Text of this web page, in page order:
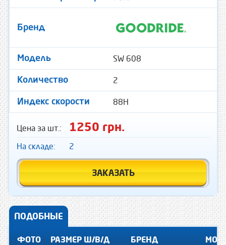
Бренд
Модель SW 608
Количество 2
Индекс скорости 88H
Цена за шт.: 1250 грн.
На складе: 2
ЗАКАЗАТЬ
ПОДОБНЫЕ
ФОТО РАЗМЕР Ш/В/Д БРЕНД